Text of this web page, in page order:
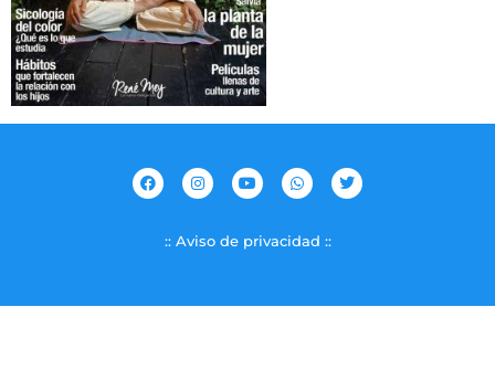
:: Aviso de privacidad ::